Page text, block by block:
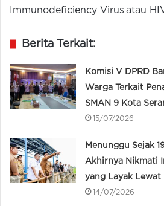
Immunodeficiency Virus atau
Berita Terkait:
Komisi V DPRD
Warga Terkait
SMAN 9 Kota
15/07/2026
Menunggu Sejak
Akhirnya Nikmati
yang Layak Lewat
14/07/2026